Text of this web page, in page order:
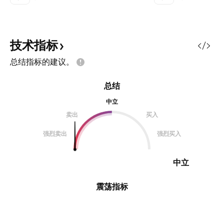
技术指标
总结指标的建议。
震荡指标
总结
中立
卖出
买入
强烈卖出 强烈买入
中立